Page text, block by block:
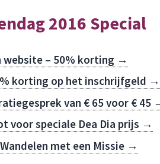
2016 Special
website – 50% korting →
korting op het inschrijfgeld →
van € 65 voor € 45
voor speciale Dea Dia prijs →
Wandelen met een Missie →